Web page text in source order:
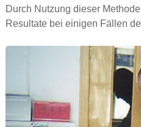
Durch Nutzung dieser
Resultate bei einigen Fällen